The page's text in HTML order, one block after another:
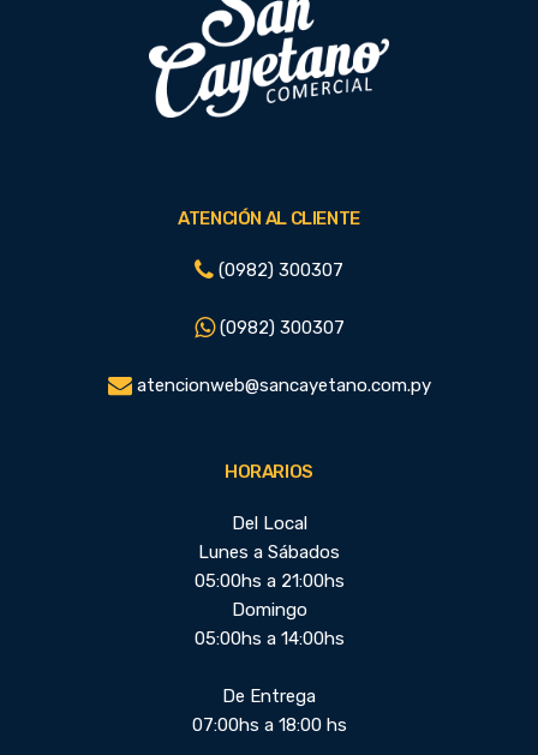
ATENCIÓN AL CLIENTE
(0982) 300307
(0982) 300307
atencionweb@sancayetano.com.py
HORARIOS
Del Local
Lunes a Sábados
05:00hs a 21:00hs
Domingo
05:00hs a 14:00hs
De Entrega
07:00hs a 18:00 hs